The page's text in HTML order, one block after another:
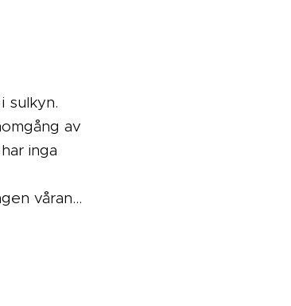
sulkyn.
av
inga
våran…